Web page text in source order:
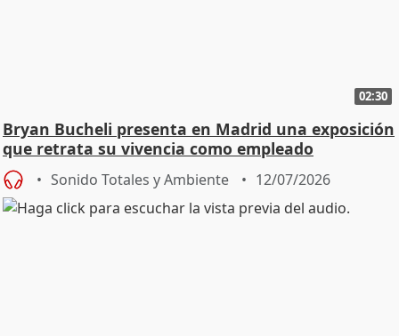
02:30
Bryan Bucheli presenta en Madrid una exposición
que retrata su vivencia como empleado
doméstico
Sonido Totales y Ambiente 12/07/2026